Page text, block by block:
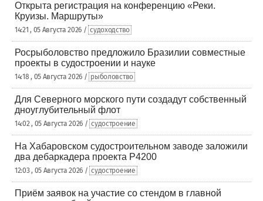
Открыта регистрация на конференцию «Реки.
Круизы. Маршруты»
14:21 , 05 Августа 2026 / судоходство
Росрыболовство предложило Бразилии совместные
проекты в судостроении и науке
14:18 , 05 Августа 2026 / рыболовство
Для Северного морского пути создадут собственный
дноуглубительный флот
14:02 , 05 Августа 2026 / судостроение
На Хабаровском судостроительном заводе заложили
два дебаркадера проекта Р4200
12:03 , 05 Августа 2026 / судостроение
Приём заявок на участие со стендом в главной